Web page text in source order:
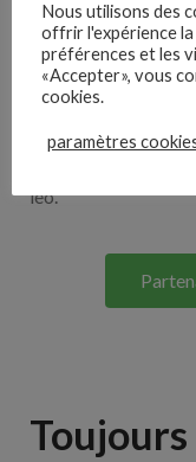
Lorem ipsum dolor
elit tellus, luctus
leo.
Toujours
Nous utilisons des
offrir l'expérience
préférences et les
«Accepter», vous
cookies.
paramètres